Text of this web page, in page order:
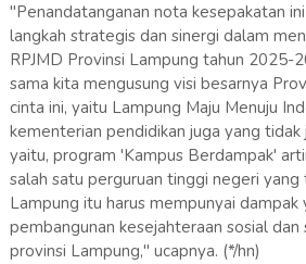
"Penandatanganan nota kesepakatan
langkah strategis dan sinergi dalam
RPJMD Provinsi Lampung tahun 2025-
sama kita mengusung visi besarnya
cinta ini, yaitu Lampung Maju Menuju
kementerian pendidikan juga yang tidak
yaitu, program 'Kampus Berdampak'
salah satu perguruan tinggi negeri
Lampung itu harus mempunyai dampak
pembangunan kesejahteraan sosial dan
provinsi Lampung," ucapnya. (*/hn)